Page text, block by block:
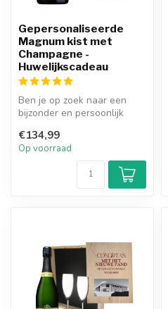
Gepersonaliseerde
Magnum kist met
Champagne -
Huwelijkscadeau
Ben je op zoek naar een
bijzonder en persoonlijk
bruids...
€134,99
Op voorraad